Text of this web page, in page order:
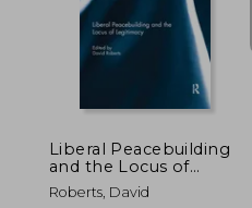
45%
Liberal Peacebuilding
and the Locus of
Legitimacy (en Inglés)
Roberts, David